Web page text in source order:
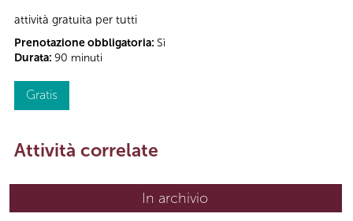
attività gratuita per tutti
Prenotazione obbligatoria: Sì
Durata: 90 minuti
Gratis
Attività correlate
In archivio